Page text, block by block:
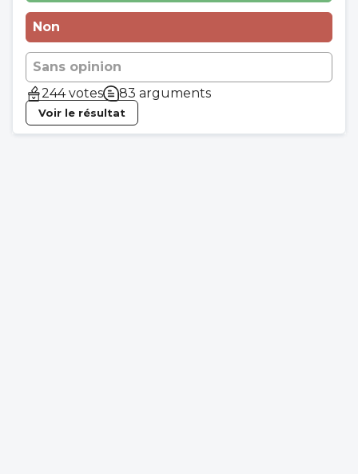
Non
Sans opinion
244 votes
83 arguments
Voir le résultat